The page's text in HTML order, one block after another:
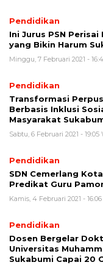
Pendidikan
Ini Jurus PSN
yang Bikin Harum
Minggu, 7 Februari 2021 -
Pendidikan
Transformasi
Berbasis Inklusi
Masyarakat
Sabtu, 6 Februari 2021 - 19:05
Pendidikan
SDN Cemerlang
Predikat Guru
Kamis, 4 Februari 2021 -
Pendidikan
Dosen Bergelar
Universitas
Sukabumi Capai 20